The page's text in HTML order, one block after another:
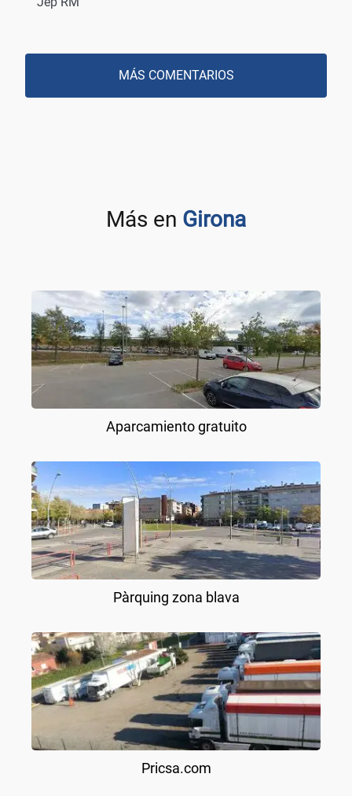
MÁS COMENTARIOS
Más en Girona
Aparcamiento gratuito
Pàrquing zona blava
Pricsa.com